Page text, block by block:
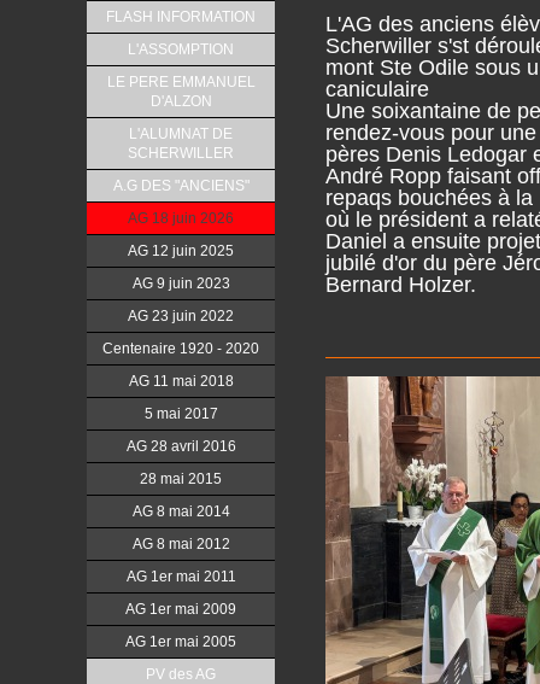
FLASH INFORMATION
L'ASSOMPTION
LE PERE EMMANUEL
D'ALZON
L'ALUMNAT DE
SCHERWILLER
A.G DES "ANCIENS"
AG 18 juin 2026
AG 12 juin 2025
AG 9 juin 2023
AG 23 juin 2022
Centenaire 1920 - 2020
AG 11 mai 2018
5 mai 2017
AG 28 avril 2016
28 mai 2015
AG 8 mai 2014
AG 8 mai 2012
AG 1er mai 2011
AG 1er mai 2009
AG 1er mai 2005
PV des AG
L'AG des anciens
Scherwiller s'st
mont Ste Odile sous
caniculaire
Une soixantaine de
rendez-vous pour
pères Denis Ledogar
André Ropp faisant
repaqs bouchées à
où le président a
Daniel a ensuite
jubilé d'or du père
Bernard Holzer.